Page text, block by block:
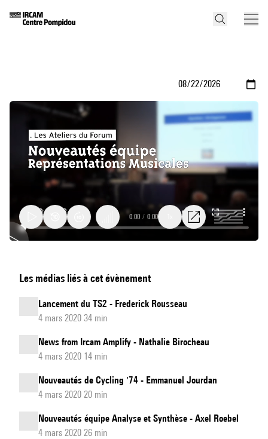
équipe
Représentations
Musicales
0:00 / 0:00
Les médias liés à cet évènement
Lancement du TS2 - Frederick Rousseau
4 mars 2020 34 min
News from Ircam Amplify - Nathalie Birocheau
4 mars 2020 14 min
Nouveautés de Cycling '74 - Emmanuel Jourdan
4 mars 2020 20 min
Nouveautés équipe Analyse et Synthèse - Axel Roebel
4 mars 2020 26 min